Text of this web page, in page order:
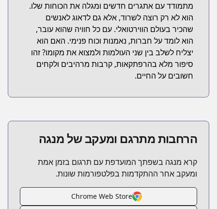
מתמודד עם אתגרים חדשים ומגלה את הכוחות שלו.
הוא לא רק רוצה לשרוד, אלא גם לדאוג לאנשים
שהכיר בעולם הווירטואלי. עם כל חוויה שהוא עובר,
הוא לומד על חברות, נאמנות וכוח פנימי. האם הוא
יצליח לשלב בין שני העולמות ולמצוא את מקומו? זהו
סיפור מלא בהרפתקאות, קרבות מרהיבים ולקחים
חשובים על החיים.
הרחבות מתרגם ומעקב של מנגה
קרא מנגה בשפתך המועדפת עם תרגום בזמן אמת
ומעקב אחר ההתקדמות בפלטפורמות שונות.
Chrome Web Store